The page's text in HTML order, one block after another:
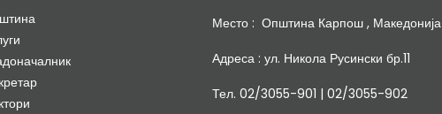
Место : Општина Карпош , Македонија
Адреса : ул. Никола Русински бр.11
Тел. 02/3055-901 | 02/3055-902